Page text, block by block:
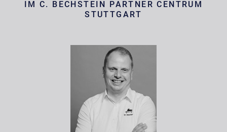
IM C. BECHSTEIN PARTNER CENTRUM
STUTTGART